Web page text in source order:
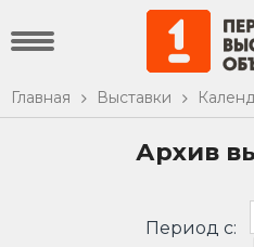
Главная Выставки
Архив
Период c: